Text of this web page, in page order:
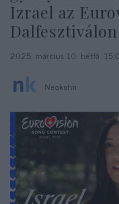
Izrael az
Dalfesztiválon
2025. március 10. hétfő,
Neokohn